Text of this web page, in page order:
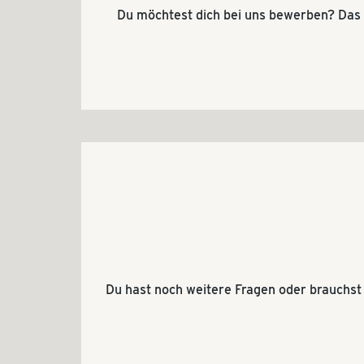
Du möchtest dich bei uns bewerben?
Du hast noch weitere Fragen oder